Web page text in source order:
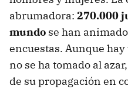
abrumadora: 270.000
mundo se han
encuestas. Aunque
no se ha tomado al
de su propagación en